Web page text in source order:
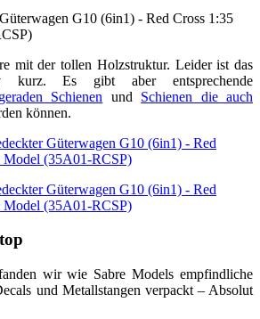
mit der tollen Holzstruktur. Leider ist das
kurz. Es gibt aber entsprechende
geraden Schienen und Schienen die auch
können.
wir wie Sabre Models empfindliche
und Metallstangen verpackt – Absolut